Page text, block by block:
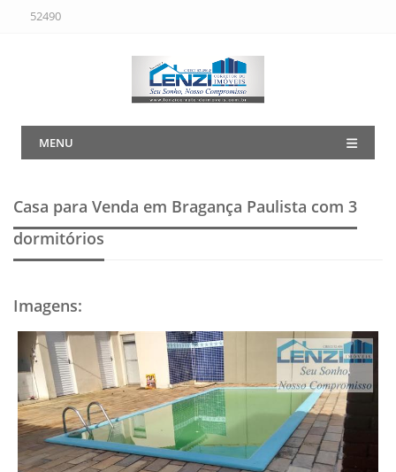
52490
MENU
Casa para Venda em Bragança Paulista com 3
dormitórios
Imagens: